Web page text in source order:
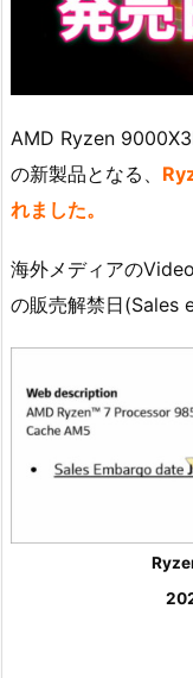
AMD Ryzen
の新製品となる、
れました。
海外メディアの
の販売解禁日(Sales